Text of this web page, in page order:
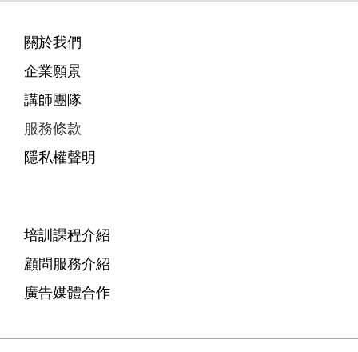
關於我們
企業願景
講師團隊
服務條款
隱私權聲明
培訓課程介紹
顧問服務介紹
廣告媒體合作